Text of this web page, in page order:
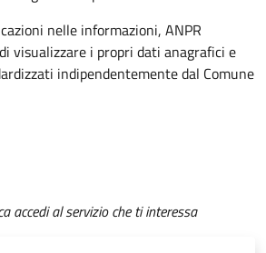
nelle informazioni, ANPR
visualizzare i propri dati anagrafici e
indipendentemente dal Comune
accedi al servizio che ti interessa